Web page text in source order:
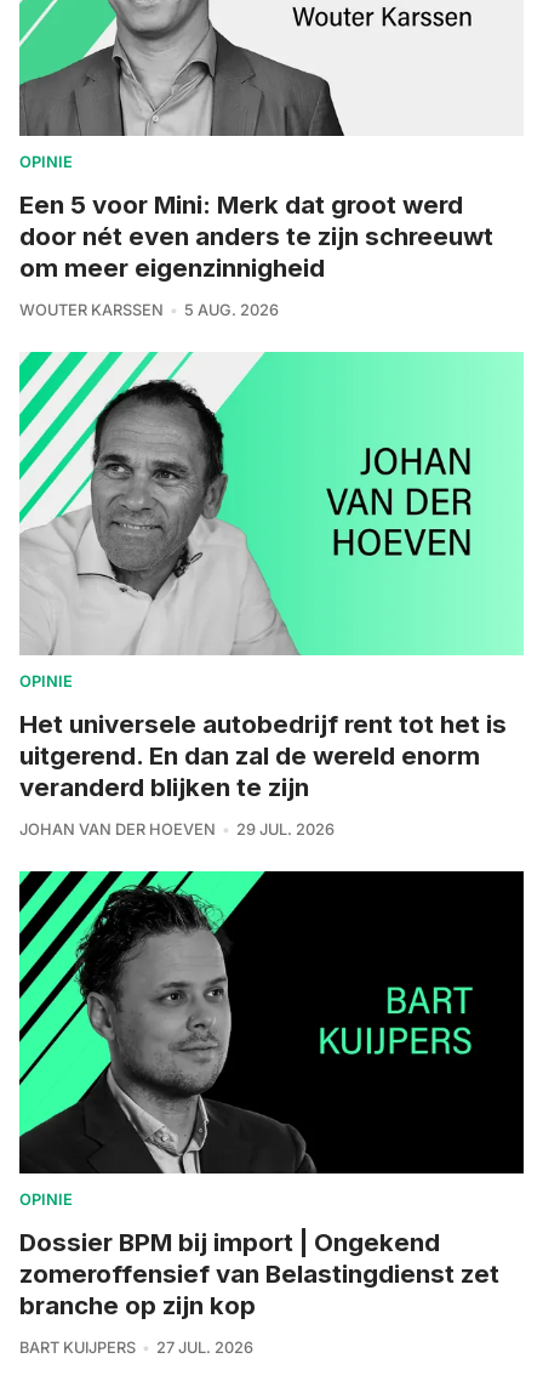
OPINIE
Een 5 voor Mini: Merk dat groot werd
door nét even anders te zijn schreeuwt
om meer eigenzinnigheid
WOUTER KARSSEN 5 AUG. 2026
OPINIE
Het universele autobedrijf rent tot het is
uitgerend. En dan zal de wereld enorm
veranderd blijken te zijn
JOHAN VAN DER HOEVEN 29 JUL. 2026
OPINIE
Dossier BPM bij import | Ongekend
zomeroffensief van Belastingdienst zet
branche op zijn kop
BART KUIJPERS 27 JUL. 2026